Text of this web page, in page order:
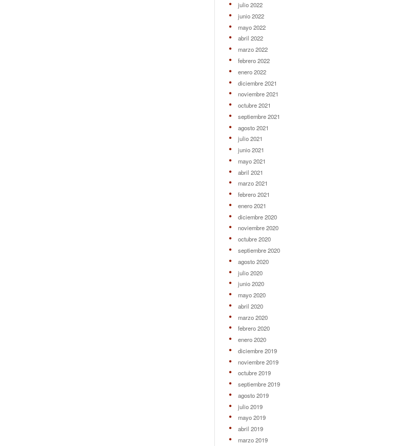
julio 2022
junio 2022
mayo 2022
abril 2022
marzo 2022
febrero 2022
enero 2022
diciembre 2021
noviembre 2021
octubre 2021
septiembre 2021
agosto 2021
julio 2021
junio 2021
mayo 2021
abril 2021
marzo 2021
febrero 2021
enero 2021
diciembre 2020
noviembre 2020
octubre 2020
septiembre 2020
agosto 2020
julio 2020
junio 2020
mayo 2020
abril 2020
marzo 2020
febrero 2020
enero 2020
diciembre 2019
noviembre 2019
octubre 2019
septiembre 2019
agosto 2019
julio 2019
mayo 2019
abril 2019
marzo 2019